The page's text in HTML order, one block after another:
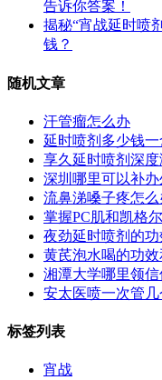
告诉你答案！
揭秘“宵战延时喷
钱？
随机文章
汗管瘤怎么办
延时喷剂多少钱一
享久延时喷剂深度
深圳哪里可以补
流鼻涕嗓子疼怎么
掌握PC肌和凯格
夜劲延时喷剂的
黄芪泡水喝的功
湘潭大学哪里领信
安太医喷一次管
标签列表
宵战